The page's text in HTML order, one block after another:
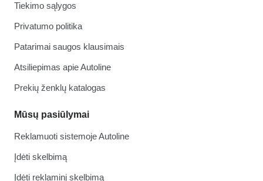
Tiekimo sąlygos
Privatumo politika
Patarimai saugos klausimais
Atsiliepimas apie Autoline
Prekių ženklų katalogas
Mūsų pasiūlymai
Reklamuoti sistemoje Autoline
Įdėti skelbimą
Įdėti reklaminį skelbimą